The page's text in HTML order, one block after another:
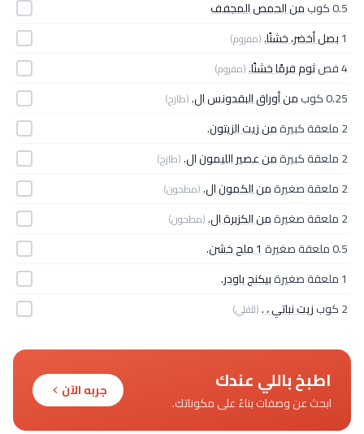
0.5 كوب
من الحمص المجفف
1بصل أخضر، خشنًا.(مفروم)
4 فص ثوم فرمًا خشنًا.(مفروم)
0.25 كوب من أوراق البقدونس ال.(طازج)
2 ملعقة كبيرة
من زيت الزيتون.
2 ملعقة كبيرة
من عصير الليمون ال.(طازج)
2 ملعقة صغيرة من الكمون ال.(مطحون)
2 ملعقة صغيرة من الكزبرة ال.(مطحون)
0.5 ملعقة صغيرة
1 ملح خشن.
1 ملعقة صغيرة
بيكنج باودر.
2 كوب
زيت نباتي ، .(للقلي)
اطبخ باللي عندك
ابحث عن وصفات بناءً على مكوناتك.
جربه الآن